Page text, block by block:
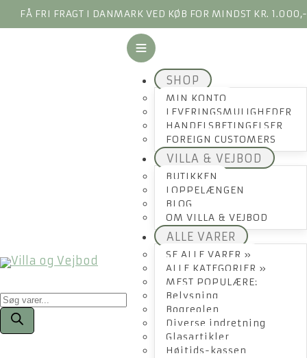
FÅ FRI FRAGT I DANMARK VED KØB FOR MINDST KR. 1.000,-
Products
search
SHOP
MIN KONTO
LEVERINGSMULIGHEDER
HANDELSBETINGELSER
FOREIGN CUSTOMERS
VILLA & VEJBOD
BUTIKKEN
LOPPELÆNGEN
BLOG
OM VILLA & VEJBOD
ALLE VARER
SE ALLE VARER »
ALLE KATEGORIER »
MEST POPULÆRE:
Belysning
Bogreolen
Diverse indretning
Glasartikler
Højtids-kassen